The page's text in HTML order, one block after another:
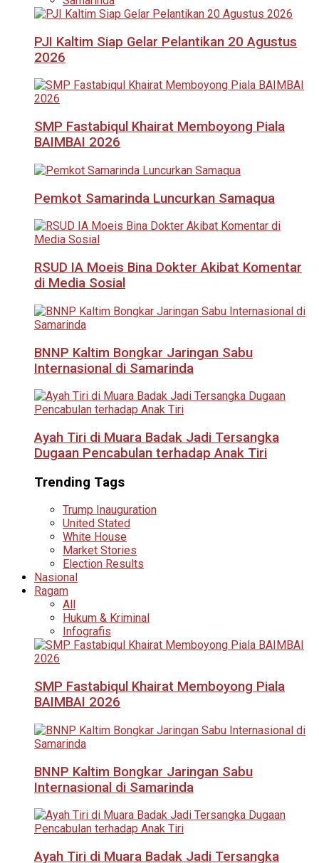
PJI Kaltim Siap Gelar Pelantikan 20 Agustus
2026
SMP Fastabiqul Khairat Memboyong Piala
BAIMBAI 2026
Pemkot Samarinda Luncurkan Samaqua
RSUD IA Moeis Bina Dokter Akibat Komentar
di Media Sosial
BNNP Kaltim Bongkar Jaringan Sabu
Internasional di Samarinda
Ayah Tiri di Muara Badak Jadi Tersangka
Dugaan Pencabulan terhadap Anak Tiri
Trending Tags
Trump Inauguration
United Stated
White House
Market Stories
Election Results
Nasional
Ragam
All
Hukum & Kriminal
Infografis
SMP Fastabiqul Khairat Memboyong Piala
BAIMBAI 2026
BNNP Kaltim Bongkar Jaringan Sabu
Internasional di Samarinda
Ayah Tiri di Muara Badak Jadi Tersangka